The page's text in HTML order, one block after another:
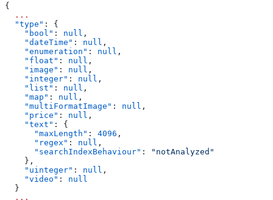
{
  ...
  "type"
: {
    "bool"
: null ,
    "dateTime"
: null ,
    "enumeration"
: null ,
    "float"
: null ,
    "image"
: null ,
    "integer"
: null ,
    "list"
: null ,
    "map"
: null ,
    "multiFormatImage"
: null ,
    "price"
: null ,
    "text"
: {
      "maxLength"
: 4096 ,
      "regex"
: null ,
      "searchIndexBehaviour"
:
"notAnalyzed"
    },
    "uinteger"
: null ,
    "video"
: null
  }
  ...